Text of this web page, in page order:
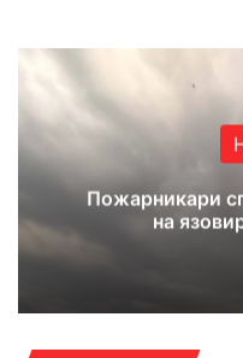
Пожарникари
на